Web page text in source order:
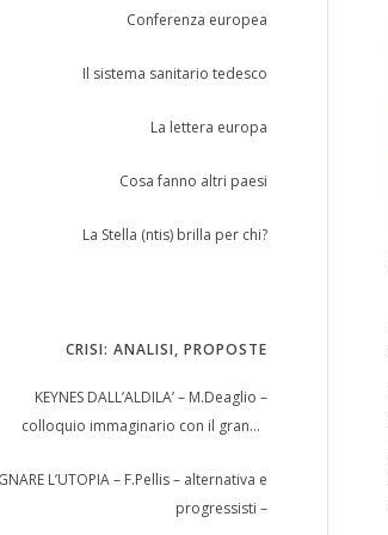
Conferenza europea
Il sistema sanitario tedesco
La lettera europa
Cosa fanno altri paesi
La Stella (ntis) brilla per chi?
CRISI: ANALISI, PROPOSTE
KEYNES DALL’ALDILA’ – M.Deaglio –
colloquio immaginario con il grande
L’UTOPIA – F.Pellis – alternativa e
progressisti –